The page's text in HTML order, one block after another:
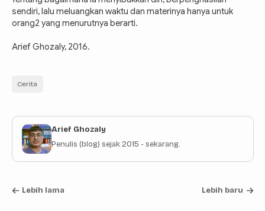
sendiri, lalu meluangkan waktu dan materinya hanya untuk
orang2 yang menurutnya berarti.
Arief Ghozaly, 2016.
Cerita
Arief Ghozaly
Penulis (blog) sejak 2015 - sekarang.
Lebih lama Lebih baru